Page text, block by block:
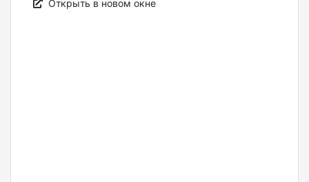
Открыть в новом окне